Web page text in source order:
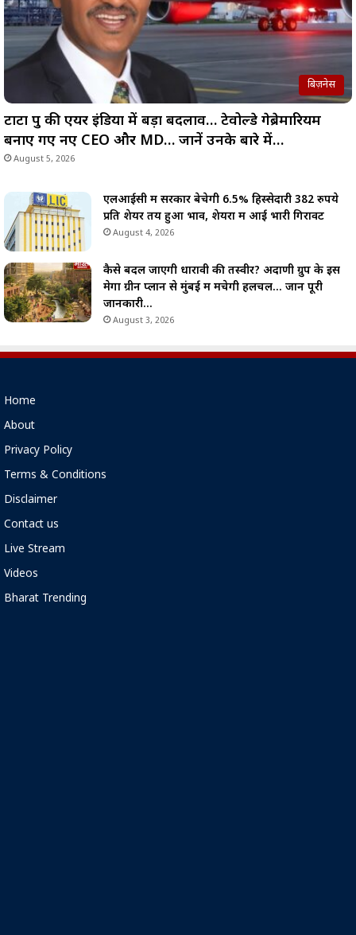
बिज़नेस
टाटा ग्रुप की एयर इंडिया में बड़ा बदलाव… टेवोल्डे गेब्रेमारियम
बनाए गए नए CEO और MD… जानें उनके बारे में…
August 5, 2026
एलआईसी में सरकार बेचेगी 6.5% हिस्सेदारी 382 रुपये
प्रति शेयर तय हुआ भाव, शेयरों में आई भारी गिरावट
August 4, 2026
कैसे बदल जाएगी धारावी की तस्वीर? अदाणी ग्रुप के इस
मेगा ग्रीन प्लान से मुंबई में मचेगी हलचल… जानें पूरी
जानकारी…
August 3, 2026
Home
About
Privacy Policy
Terms & Conditions
Disclaimer
Contact us
Live Stream
Videos
Bharat Trending